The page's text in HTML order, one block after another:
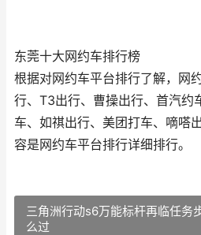
东莞十大网约车排行榜
根据对网约车平台排行了解，网
行、T3出行、曹操出行、首汽约
车、如祺出行、美团打车、嘀嗒
容是网约车平台排行详细排行。
三角洲行动s6万能标杆再临任务
么过